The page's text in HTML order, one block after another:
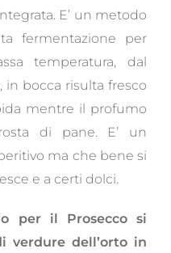
E’ un metodo
fermentazione per
temperatura, dal
bocca risulta fresco
mentre il profumo
di pane. E’ un
ma che bene si
e a certi dolci.
per il Prosecco si
verdure dell’orto in